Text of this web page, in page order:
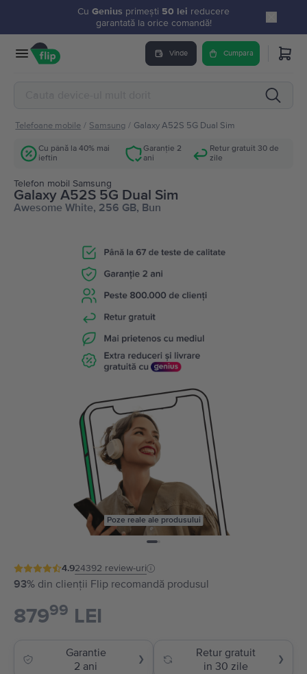
Cu Genius primești 50 lei reducere
garantată la orice comandă!
Vinde Cumpara
Telefoane mobile / Samsung / Galaxy A52S 5G Dual Sim
Cu până la 40% mai
ieftin
Garanție 2
ani
Retur gratuit 30 de
zile
Telefon mobil Samsung
Galaxy A52S 5G Dual Sim
Awesome White, 256 GB, Bun
Poze reale ale produsului
4.924392 review-uri
93% din clienții Flip recomandă produsul
87999 LEI
Garantie
2 ani
❯
Retur gratuit
in 30 zile
❯